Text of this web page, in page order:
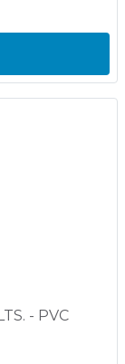
- PVC